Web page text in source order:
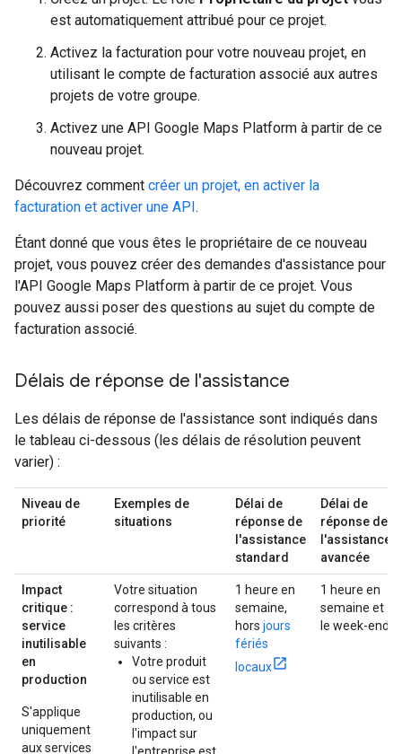
est automatiquement attribué pour ce projet.
Activez la facturation pour votre nouveau projet, en
utilisant le compte de facturation associé aux autres
projets de votre groupe.
Activez une API Google Maps Platform à partir de ce
nouveau projet.
Découvrez comment créer un projet, en activer la
facturation et activer une API.
Étant donné que vous êtes le propriétaire de ce nouveau
projet, vous pouvez créer des demandes d'assistance pour
l'API Google Maps Platform à partir de ce projet. Vous
pouvez aussi poser des questions au sujet du compte de
facturation associé.
Délais de réponse de l'assistance
Les délais de réponse de l'assistance sont indiqués dans
le tableau ci-dessous (les délais de résolution peuvent
varier) :
Niveau de
priorité
Exemples de
situations
Délai de
réponse de
l'assistance
standard
Délai de
réponse de
l'assistance
avancée
Impact
critique :
service
inutilisable
en
production
S'applique
uniquement
aux services
Votre situation
correspond à tous
les critères
suivants :
Votre produit
ou service est
inutilisable en
production, ou
l'impact sur
l'entreprise est
1 heure en
semaine,
hors jours
fériés
locaux
1 heure en
semaine et
le week-end